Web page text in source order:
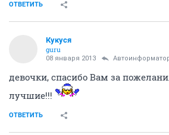
ОТВЕТИТЬ
Кукуся
guru
08 января 2013
девочки, спасибо Вам за
лучшие!!!
ОТВЕТИТЬ